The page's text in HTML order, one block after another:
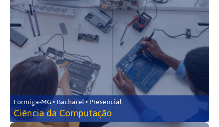
Formiga-MG • Bacharel • Presencial
Ciência da Computação